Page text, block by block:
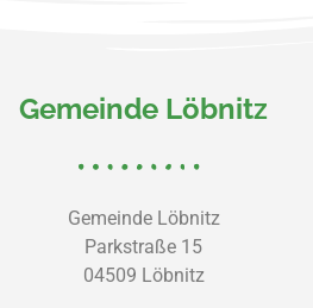
Gemeinde Löbnitz
Gemeinde Löbnitz
Parkstraße 15
04509 Löbnitz